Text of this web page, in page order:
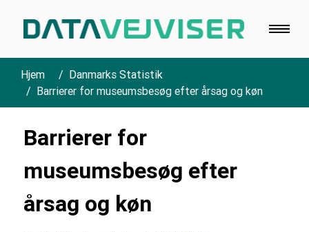
Hjem
Danmarks Statistik
Barrierer for museumsbesøg efter årsag og køn
Barrierer for
museumsbesøg efter
årsag og køn